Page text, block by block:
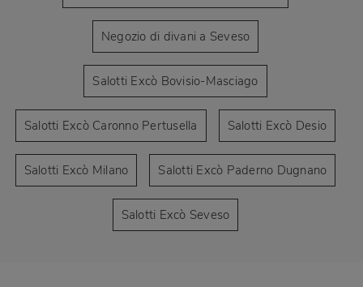
Negozio di divani a Seveso
Salotti Excò Bovisio-Masciago
Salotti Excò Caronno Pertusella Salotti Excò Desio
Salotti Excò Milano Salotti Excò Paderno Dugnano
Salotti Excò Seveso